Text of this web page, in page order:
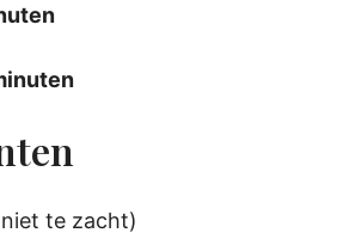
te zacht)